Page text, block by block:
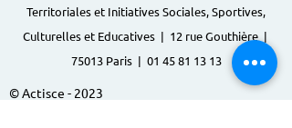
Territoriales et Initiatives Sociales, Sportives,
Culturelles et Educatives | 12 rue Gouthière |
75013 Paris | 01 45 81 13 13
© Actisce - 2023